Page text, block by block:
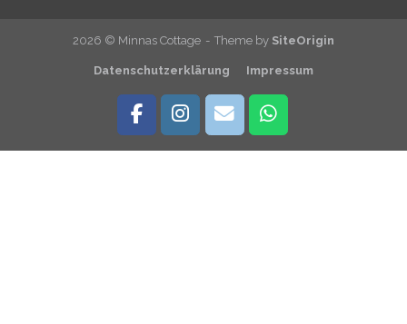
2026 © Minnas Cottage Theme by SiteOrigin
Datenschutzerklärung Impressum